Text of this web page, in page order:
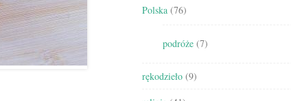
Polska (76)
podróże (7)
rękodzieło (9)